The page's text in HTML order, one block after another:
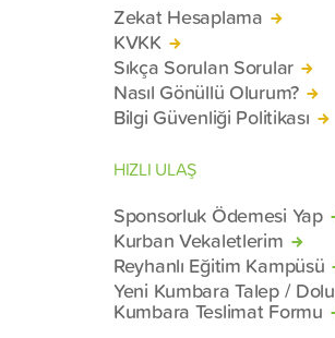
Zekat Hesaplama
KVKK
Sıkça Sorulan Sorular
Nasıl Gönüllü Olurum?
Bilgi Güvenliği Politikası
HIZLI ULAŞ
Sponsorluk Ödemesi Yap
Kurban Vekaletlerim
Reyhanlı Eğitim Kampüsü
Yeni Kumbara Talep / Dolu
Kumbara Teslimat Formu